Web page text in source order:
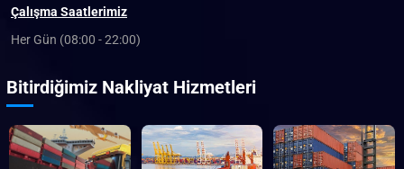
Çalışma Saatlerimiz
Her Gün (08:00 - 22:00)
Bitirdiğimiz Nakliyat Hizmetleri